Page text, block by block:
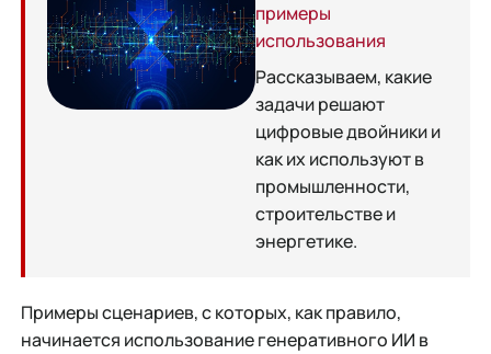
примеры
использования
Рассказываем, какие
задачи решают
цифровые двойники и
как их используют в
промышленности,
строительстве и
энергетике.
Примеры сценариев, с которых, как правило,
начинается использование генеративного ИИ в